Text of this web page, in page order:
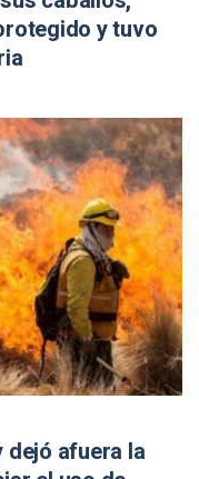
y tuvo
dejó afuera la